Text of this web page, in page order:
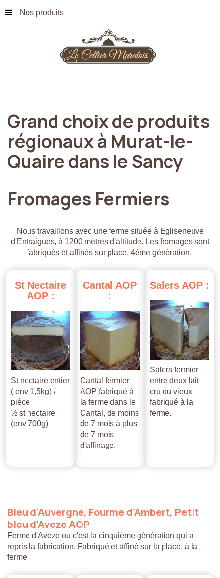
Nos produits
Grand choixde produits
régionauxà Murat-le-
Quairedans leSancy
Fromages Fermiers
Nous travaillons avec une ferme située à Egliseneuve
d'Entraigues, à 1200 mètres d'altitude. Les fromages sont
fabriqués et affinés sur place. 4ème génération.
St Nectaire
AOP :
St nectaire entier
( env 1,5kg) /
pièce
½ st nectaire
(env 700g)
Cantal AOP
:
Cantal fermier
AOP fabriqué à
la ferme dans le
Cantal, de moins
de 7 mois à plus
de 7 mois
d'affinage.
Salers AOP :
Salers fermier
entre deux lait
cru ou vieux,
fabriqué à la
ferme.
Bleu d'Auvergne, Fourmed'Ambert, Petit
bleu d'AvezeAOP
Ferme d'Aveze ou c'est la cinquième génération qui a
repris la fabrication. Fabriqué et affiné sur la place, à la
ferme.